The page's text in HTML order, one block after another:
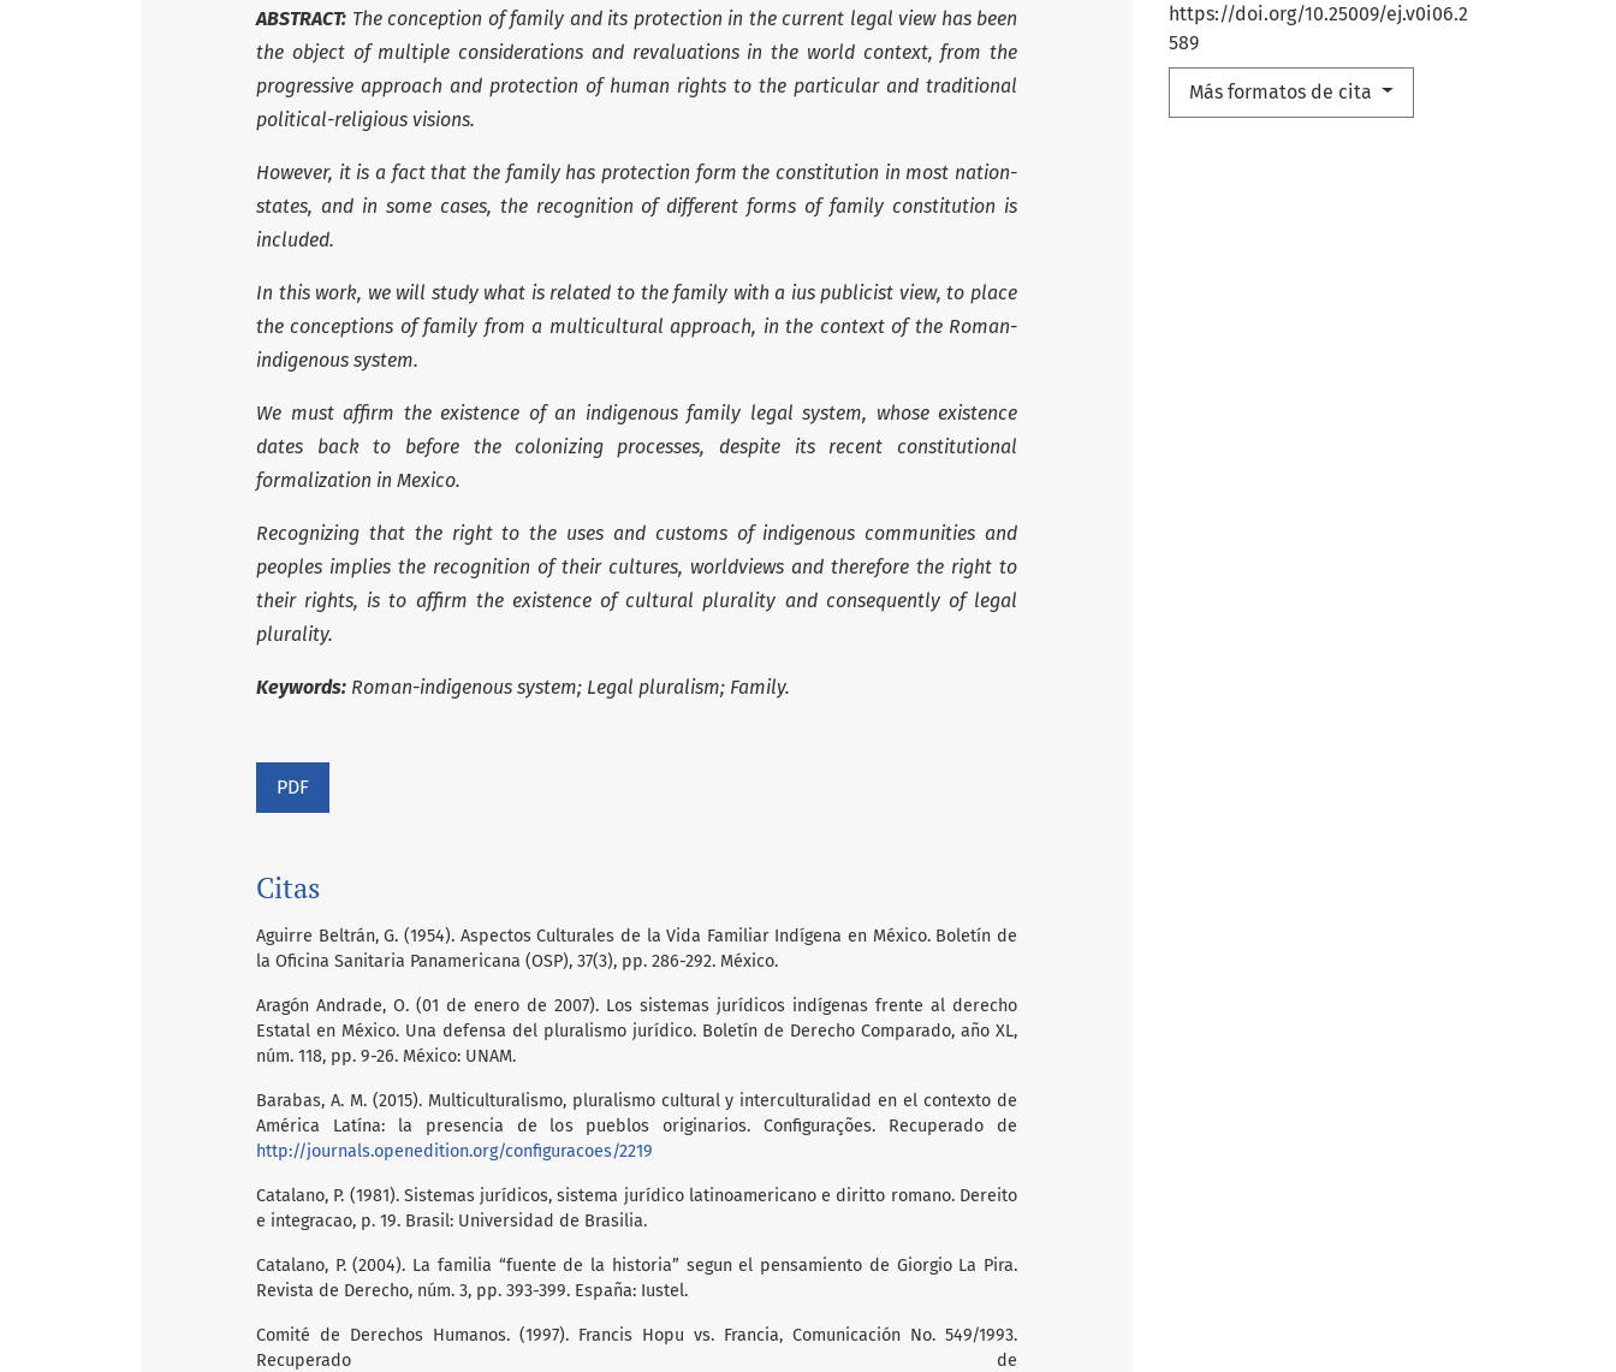
https://doi.org/10.25009/ej.v0i06.2
589
Más formatos de cita
ABSTRACT: The conception of family and its protection in the current legal view has been
the object of multiple considerations and revaluations in the world context, from the
progressive approach and protection of human rights to the particular and traditional
political-religious visions.
However, it is a fact that the family has protection form the constitution in most nation-
states, and in some cases, the recognition of different forms of family constitution is
included.
In this work, we will study what is related to the family with a ius publicist view, to place
the conceptions of family from a multicultural approach, in the context of the Roman-
indigenous system.
We must affirm the existence of an indigenous family legal system, whose existence
dates back to before the colonizing processes, despite its recent constitutional
formalization in Mexico.
Recognizing that the right to the uses and customs of indigenous communities and
peoples implies the recognition of their cultures, worldviews and therefore the right to
their rights, is to affirm the existence of cultural plurality and consequently of legal
plurality.
Keywords: Roman-indigenous system; Legal pluralism; Family.
PDF
Citas
Aguirre Beltrán, G. (1954). Aspectos Culturales de la Vida Familiar Indígena en México. Boletín de
la Oficina Sanitaria Panamericana (OSP), 37(3), pp. 286-292. México.
Aragón Andrade, O. (01 de enero de 2007). Los sistemas jurídicos indígenas frente al derecho
Estatal en México. Una defensa del pluralismo jurídico. Boletín de Derecho Comparado, año XL,
núm. 118, pp. 9-26. México: UNAM.
Barabas, A. M. (2015). Multiculturalismo, pluralismo cultural y interculturalidad en el contexto de
América Latína: la presencia de los pueblos originarios. Configurações. Recuperado de
http://journals.openedition.org/configuracoes/2219
Catalano, P. (1981). Sistemas jurídicos, sistema jurídico latinoamericano e diritto romano. Dereito
e integracao, p. 19. Brasil: Universidad de Brasilia.
Catalano, P. (2004). La familia “fuente de la historia” segun el pensamiento de Giorgio La Pira.
Revista de Derecho, núm. 3, pp. 393-399. España: Iustel.
Comité de Derechos Humanos. (1997). Francis Hopu vs. Francia, Comunicación No. 549/1993.
Recuperado de